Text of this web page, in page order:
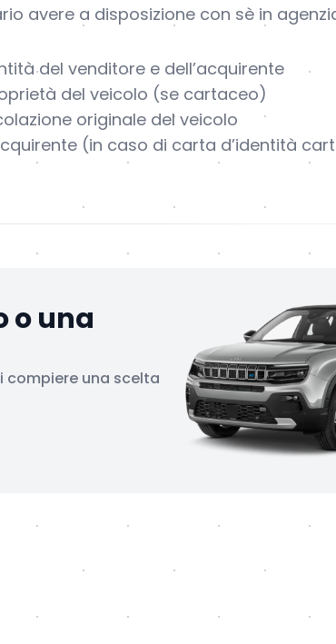
avere a disposizione con sè in
del venditore e dell’acquirente
del veicolo (se cartaceo)
originale del veicolo
(in caso di carta d’identità
o una
compiere una scelta